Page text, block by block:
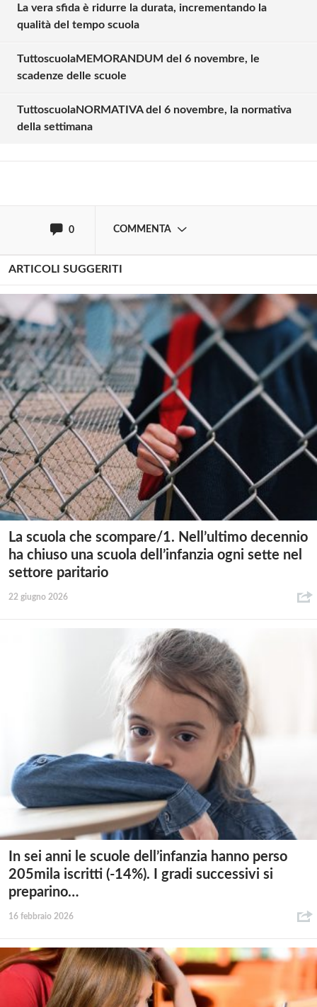
La vera sfida è ridurre la durata, incrementando la
qualità del tempo scuola
TuttoscuolaMEMORANDUM del 6 novembre, le
scadenze delle scuole
TuttoscuolaNORMATIVA del 6 novembre, la normativa
della settimana
0 COMMENTA
Solo gli utenti registrati possono
Effettua il
ARTICOLI SUGGERITI
La scuola che scompare/1. Nell’ultimo decennio
ha chiuso una scuola dell’infanzia ogni sette nel
settore paritario
22 giugno 2026
In sei anni le scuole dell’infanzia hanno perso
205mila iscritti (-14%). I gradi successivi si
preparino…
16 febbraio 2026